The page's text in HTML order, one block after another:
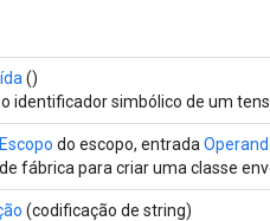
()
identificador simbólico de um
Escopo do escopo, entrada
fábrica para criar uma classe
(codificação de string)